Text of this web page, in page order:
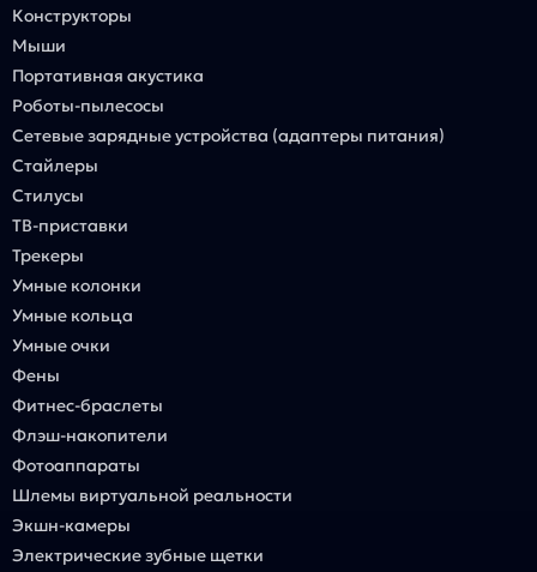
Конструкторы
Мыши
Портативная акустика
Роботы-пылесосы
Сетевые зарядные устройства (адаптеры питания)
Стайлеры
Стилусы
ТВ-приставки
Трекеры
Умные колонки
Умные кольца
Умные очки
Фены
Фитнес-браслеты
Флэш-накопители
Фотоаппараты
Шлемы виртуальной реальности
Экшн-камеры
Электрические зубные щетки